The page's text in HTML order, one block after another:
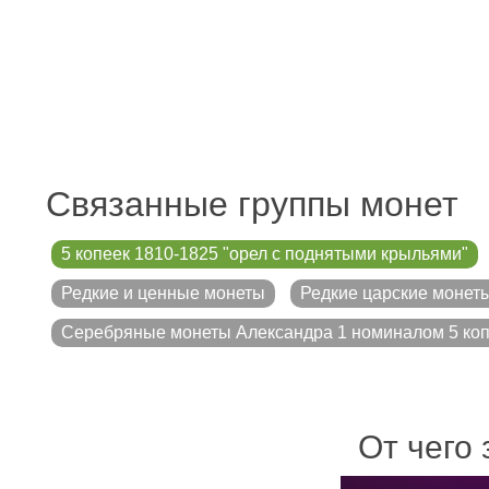
Связанные группы монет
5 копеек 1810-1825 "орел с поднятыми крыльями"
Редкие и ценные монеты Редкие царские
Серебряные монеты Александра 1 номиналом 5
От чего